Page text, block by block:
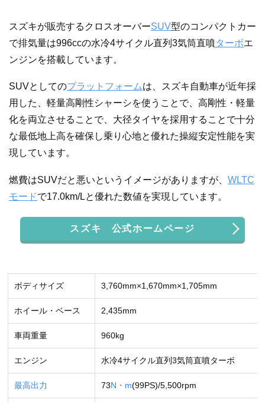
スズキが販売するクロスオーバーSUV型のコンパクトカー
で排気量は996ccの水冷4サイクル直列3気筒直噴ターボエ
ンジンを搭載しています。
SUVとしてのプラットフォームは、スズキ自動車が近年採
用した、軽量高剛性シャーシを使うことで、高剛性・軽量
化を両立させることで、大径タイヤを採用することで十分
な最低地上高を確保し乗り心地と優れた操縦安定性能を実
現しています。
燃費はSUVだと悪いというイメージがありますが、 WLTC
モードで17.0km/Lと優れた数値を実現しています。
スズキ 公式ホームページ
ボディサイズ 3,760mm×1,670mm×1,705mm
ホイール・ベース 2,435mm
車両重量 960kg
エンジン 水冷4サイクル直列3気筒直噴ターボ
最高出力 73N・m(99PS)/5,500rpm